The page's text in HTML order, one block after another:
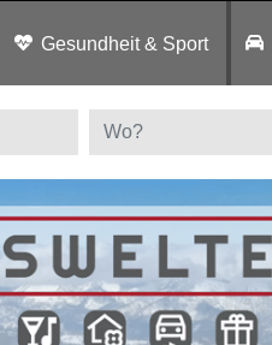
Gesundheit & Sport